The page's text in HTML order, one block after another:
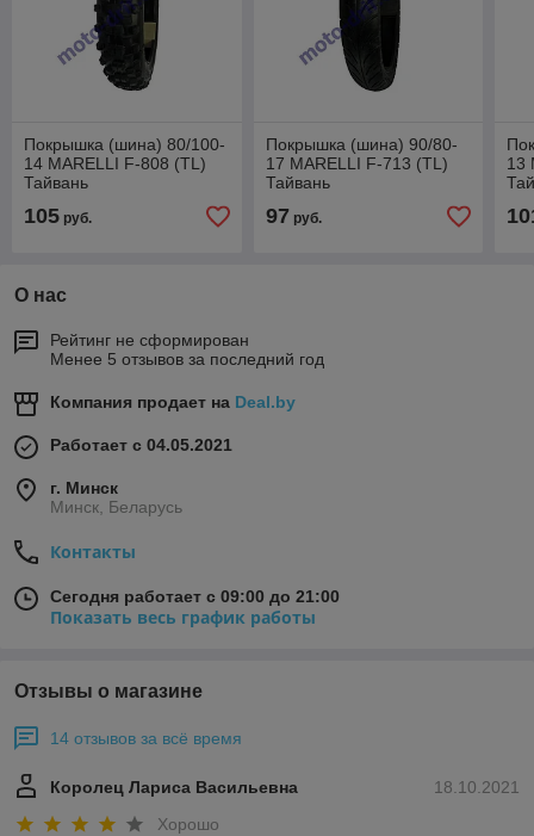
Покрышка (шина) 80/100-
14 MARELLI F-808 (TL)
Тайвань
105 руб.
Покрышка (шина) 90/80-
17 MARELLI F-713 (TL)
Тайвань
97 руб.
13
О нас
Рейтинг не сформирован
Менее 5 отзывов за последний год
Компания продает на Deal.by
Работает с 04.05.2021
г. Минск
Минск, Беларусь
Контакты
Сегодня работает с 09:00 до 21:00
Показать весь график работы
Отзывы о магазине
14 отзывов за всё время
18.10.2021
Королец Лариса Васильевна
Хорошо